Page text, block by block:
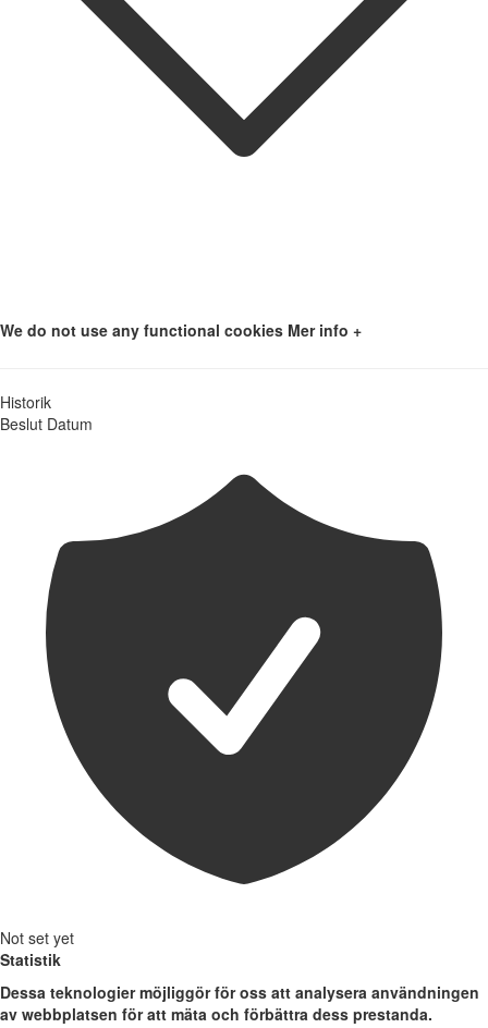
We do not use any functional cookies Mer info +
Historik
Beslut Datum
Not set yet
Statistik
Dessa teknologier möjliggör för oss att analysera användningen
av webbplatsen för att mäta och förbättra dess prestanda.